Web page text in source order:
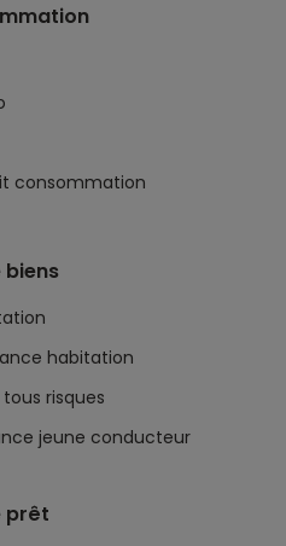
consommation
biens
habitation
risques
jeune conducteur
prêt